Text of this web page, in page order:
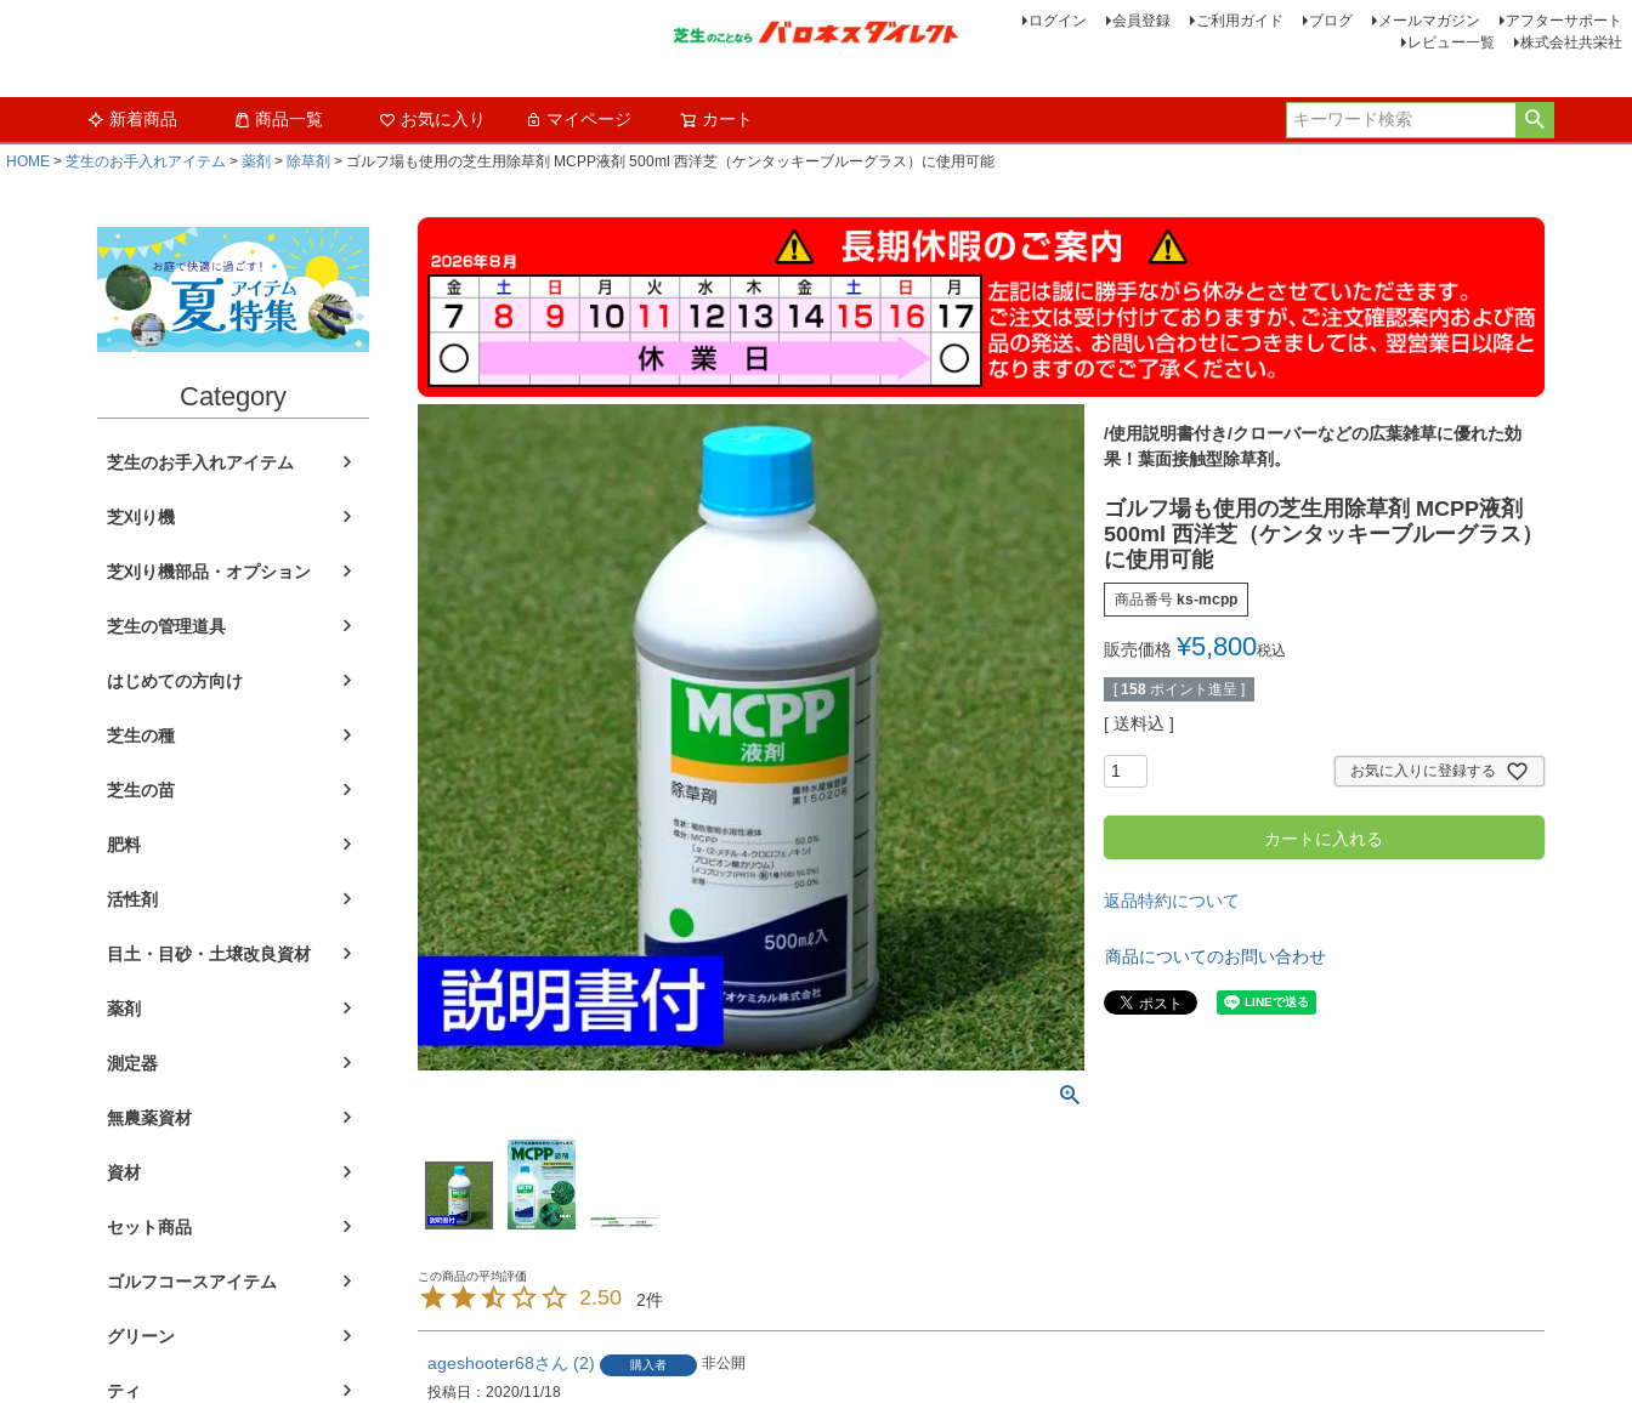
ログイン 会員登録 ご利用ガイド ブログ メールマガジン
アフターサポート
レビュー一覧
株式会社共栄社
新着商品 商品一覧 お気に入り マイページ カート
HOME 芝生のお手入れアイテム 薬剤 除草剤 ゴルフ場も使用の芝生用除草剤 MCPP液剤 500ml 西洋芝（ケンタッキーブルーグラス）に使用可能
Category
芝生のお手入れアイテム
芝刈り機
芝刈り機部品・オプション
芝生の管理道具
はじめての方向け
芝生の種
芝生の苗
肥料
活性剤
目土・目砂・土壌改良資材
薬剤
測定器
無農薬資材
資材
セット商品
ゴルフコースアイテム
グリーン
ティ
/使用説明書付き/クローバーなどの広葉雑草に優れた効
果！葉面接触型除草剤。
ゴルフ場も使用の芝生用除草剤 MCPP液剤
500ml 西洋芝（ケンタッキーブルーグラス）
に使用可能
商品番号 ks-mcpp
販売価格 ¥5,800税込
[ 158 ポイント進呈 ]
送料込
お気に入りに登録する
カートに入れる
返品特約について
商品についてのお問い合わせ
2.50 2
ageshooter68 2 購入者
非公開
投稿日
2020/11/18